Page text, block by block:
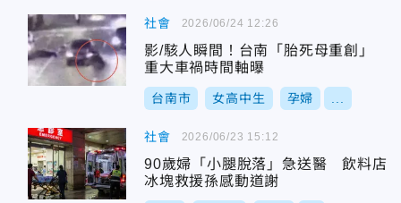
社會
影/駭人瞬間！台南「胎死母重創」
重大車禍時間軸曝
台南市 女高中生 孕婦
2026/06/24 12:26
社會
90歲婦「小腿脫落」急送醫 飲料店
冰塊救援孫感動道謝
2026/06/23 15:12